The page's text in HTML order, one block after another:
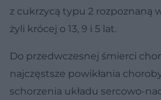
z cukrzycą typu 2 rozpoznaną
żyli krócej o 13, 9 i 5 lat.
Do przedwczesnej śmierci
najczęstsze powikłania
schorzenia układu sercowo-